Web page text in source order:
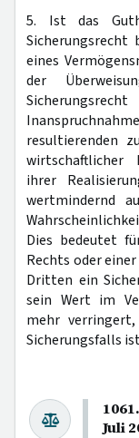
5. Ist das
eines
der
resultierenden
wirtschaftlicher
ihrer
wertmindernd
Dies bedeutet
Rechts oder
Dritten ein
sein Wert im
mehr
Sicherungsfalls
Juli